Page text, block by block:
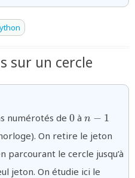
sur un cercle
numérotés de {0}
0à {n-
n − 1
On retire le jeton
parcourant le cercle jusqu’à
jeton. On étudie ici le